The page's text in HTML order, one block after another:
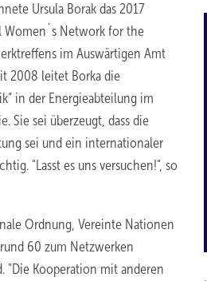
Ursula Borak das 2017
Women´s Network for the
im Auswärtigen Amt
2008 leitet Borka die
in der Energieabteilung im
Sie sei überzeugt, dass die
sei und ein internationaler
"Lasst es uns versuchen!", so
Ordnung, Vereinte Nationen
60 zum Netzwerken
"Die Kooperation mit anderen